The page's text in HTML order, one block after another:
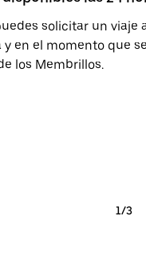
solicitar un viaje
en el momento que
los Membrillos.
1/3